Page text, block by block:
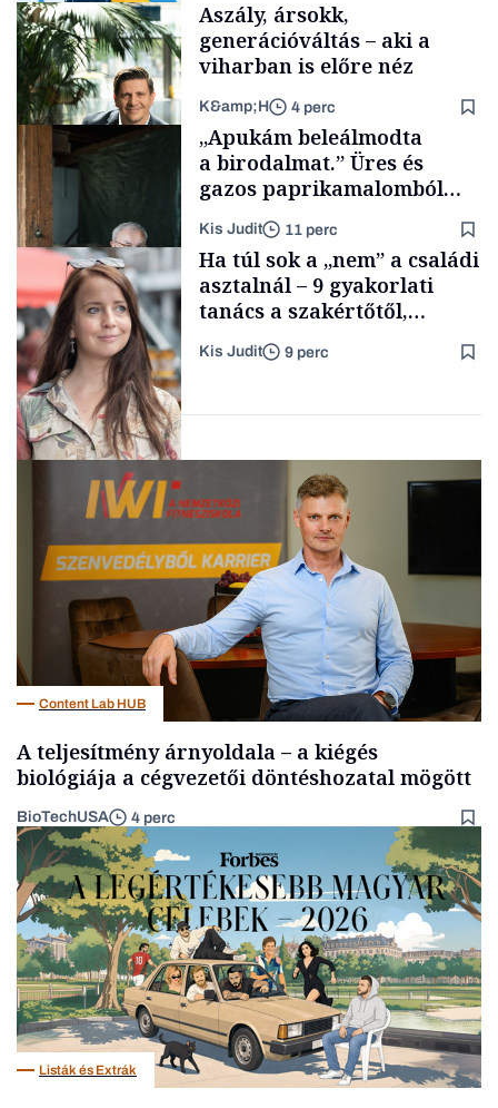
Smart habits
TÁMOGATÓI
TARTALOM
Aszály, ársokk,
generációváltás – aki a
viharban is előre néz
K&amp;H 4 perc
Családi
vállalkozások
„Apukám beleálmodta
a birodalmat.” Üres és
gazos paprikamalomból
lett az igazi családi
fűszersztori
Kis Judit 11 perc
Ha túl sok a „nem” a családi
asztalnál – 9 gyakorlati
tanács a szakértőtől,
hogyan legyünk jól etető
szülők
Kis Judit 9 perc
Content Lab HUB
A teljesítmény árnyoldala – a kiégés
biológiája a cégvezetői döntéshozatal mögött
BioTechUSA 4 perc
Listák és Extrák